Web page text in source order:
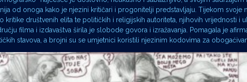
od onoga kako je njezini kritičari i progonitelji predstavljaju. Tijekom svoje
kritike društvenih elita te političkih i religijskih autoriteta, njihovih vrijednosti i
filma i izdavaštva širila je slobode govora i izražavanja. Pomagala je
stavova, a brojni su se umjetnici koristili njezinim kodovima za